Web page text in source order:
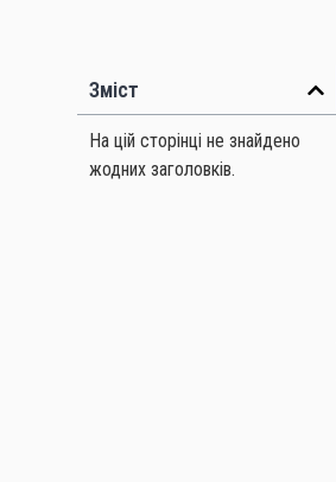
Зміст
На цій сторінці не знайдено
жодних заголовків.